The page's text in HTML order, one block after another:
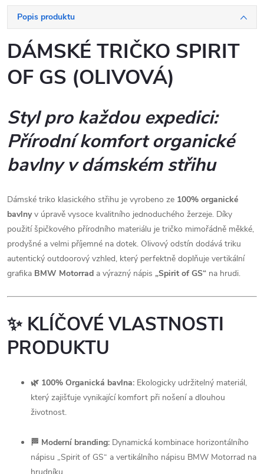
Popis produktu
DÁMSKÉ TRIČKO SPIRIT
OF GS (OLIVOVÁ)
Styl pro každou expedici:
Přírodní komfort organické
bavlny v dámském střihu
Dámské triko klasického střihu je vyrobeno ze 100% organické
bavlnyv úpravě vysoce kvalitního jednoduchého žerzeje. Díky
použití špičkového přírodního materiálu je tričko mimořádně měkké,
prodyšné a velmi příjemné na dotek. Olivový odstín dodává triku
autentický outdoorový vzhled, který perfektně doplňuje vertikální
grafika BMW Motorrad a výrazný nápis „Spirit of GS“ na hrudi.
✨ KLÍČOVÉ VLASTNOSTI
PRODUKTU
🌿 100% Organická bavlna: Ekologicky udržitelný materiál,
který zajišťuje vynikající komfort při nošení a dlouhou
životnost.
🏁 Moderní branding: Dynamická kombinace horizontálního
nápisu „Spirit of GS“ a vertikálního nápisu BMW Motorrad na
hrudníku.